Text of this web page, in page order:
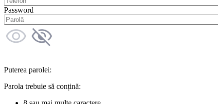
Password
Puterea parolei:
Parola trebuie să conțină: